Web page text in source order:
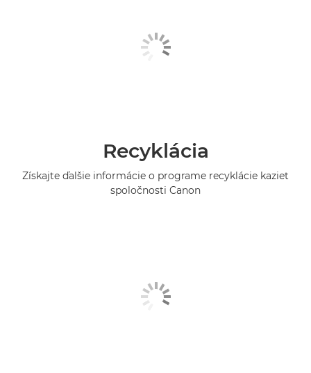
Recyklácia
Získajte ďalšie informácie o programe recyklácie kaziet
spoločnosti Canon